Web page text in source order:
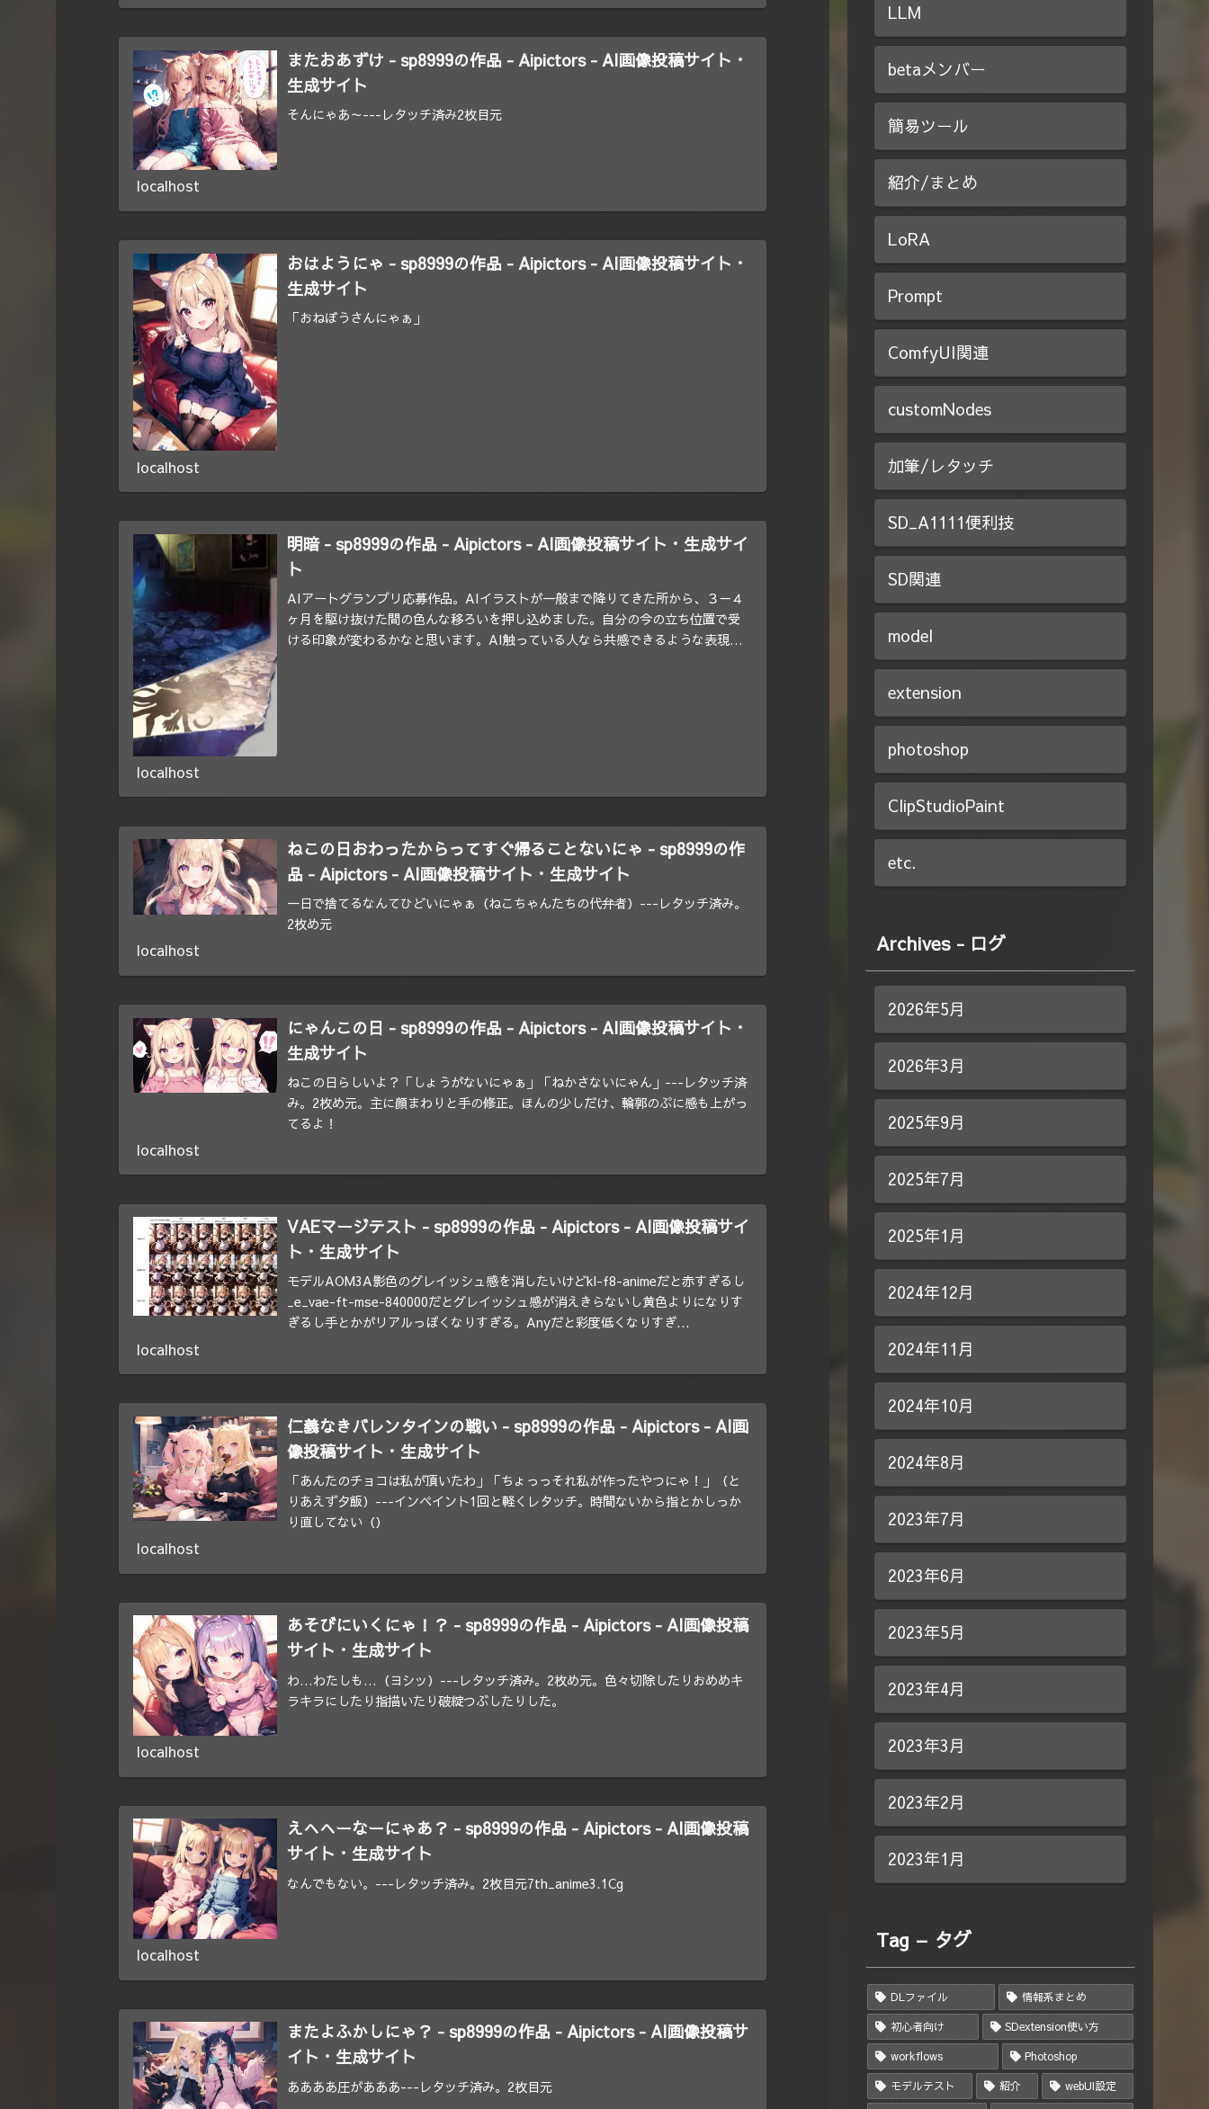
またおあずけ - sp8999の作品 - Aipictors - AI画像投稿サイト・
生成サイト
そんにゃあ～---レタッチ済み2枚目元
localhost
おはようにゃ - sp8999の作品 - Aipictors - AI画像投稿サイト・
生成サイト
「おねぼうさんにゃぁ」
localhost
明暗 - sp8999の作品 - Aipictors - AI画像投稿サイト・生成サイ
ト
AIアートグランプリ応募作品。AIイラストが一般まで降りてきた所から、３－４
ヶ月を駆け抜けた間の色んな移ろいを押し込めました。自分の今の立ち位置で受
ける印象が変わるかなと思います。AI触っている人なら共感できるような表現が
localhost
ねこの日おわったからってすぐ帰ることないにゃ - sp8999の作
品 - Aipictors - AI画像投稿サイト・生成サイト
一日で捨てるなんてひどいにゃぁ（ねこちゃんたちの代弁者）---レタッチ済み。
2枚め元
localhost
にゃんこの日 - sp8999の作品 - Aipictors - AI画像投稿サイト・
生成サイト
ねこの日らしいよ？「しょうがないにゃぁ」「ねかさないにゃん」---レタッチ済
み。2枚め元。主に顔まわりと手の修正。ほんの少しだけ、輪郭のぷに感も上がっ
てるよ！
localhost
VAEマージテスト - sp8999の作品 - Aipictors - AI画像投稿サイ
ト・生成サイト
モデルAOM3A影色のグレイッシュ感を消したいけどkl-f8-animeだと赤すぎるし
_e_vae-ft-mse-840000だとグレイッシュ感が消えきらないし黄色よりになりす
ぎるし手とかがリアルっぽくなりすぎる。Anyだと彩度低くなりすぎ...
localhost
仁義なきバレンタインの戦い - sp8999の作品 - Aipictors - AI画
像投稿サイト・生成サイト
「あんたのチョコは私が頂いたわ」「ちょっっそれ私が作ったやつにゃ！」（と
りあえず夕飯）---インペイント1回と軽くレタッチ。時間ないから指とかしっか
り直してない（）
localhost
あそびにいくにゃ！？ - sp8999の作品 - Aipictors - AI画像投稿
サイト・生成サイト
わ…わたしも…（ヨシッ）---レタッチ済み。2枚め元。色々切除したりおめめキ
ラキラにしたり指描いたり破綻つぶしたりした。
localhost
えへへーなーにゃあ？ - sp8999の作品 - Aipictors - AI画像投稿
サイト・生成サイト
なんでもない。---レタッチ済み。2枚目元7th_anime3.1Cg
localhost
またよふかしにゃ？ - sp8999の作品 - Aipictors - AI画像投稿サ
イト・生成サイト
ああああ圧があああ---レタッチ済み。2枚目元
LLM
betaメンバー
簡易ツール
紹介/まとめ
LoRA
Prompt
ComfyUI関連
customNodes
加筆/レタッチ
SD_A1111便利技
SD関連
model
extension
photoshop
ClipStudioPaint
etc.
Archives - ログ
2026年5月
2026年3月
2025年9月
2025年7月
2025年1月
2024年12月
2024年11月
2024年10月
2024年8月
2023年7月
2023年6月
2023年5月
2023年4月
2023年3月
2023年2月
2023年1月
Tag – タグ
DLファイル 情報系まとめ
初心者向け SDextension使い方
workflows Photoshop
モデルテスト 紹介 webUI設定